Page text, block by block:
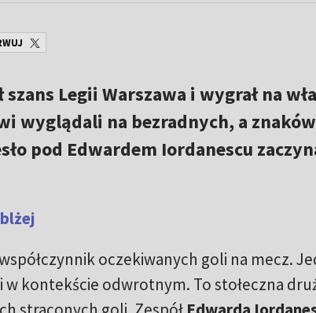
Legii Warszawa i wygrał na
wyglądali na bezradnych, a
pod Edwardem Iordanescu
oczekiwanych goli na mecz.
kontekście odwrotnym. To stołeczna